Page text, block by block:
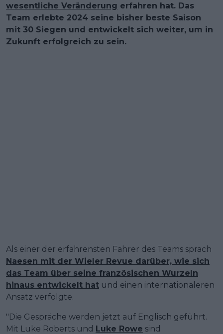
wesentliche Veränderung erfahren hat. Das
Team erlebte 2024 seine bisher beste Saison
mit 30 Siegen und entwickelt sich weiter, um in
Zukunft erfolgreich zu sein.
Als einer der erfahrensten Fahrer des Teams sprach
Naesen mit der Wieler Revue darüber, wie sich
das Team über seine französischen Wurzeln
hinaus entwickelt hat und einen internationaleren
Ansatz verfolgte.
"Die Gespräche werden jetzt auf Englisch geführt.
Mit Luke Roberts und Luke Rowe sind